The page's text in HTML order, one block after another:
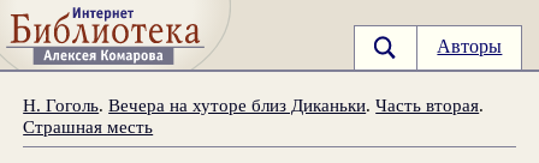
Авторы
Н. Гоголь.Вечера на хуторе близ Диканьки.Часть вторая.
Страшная месть